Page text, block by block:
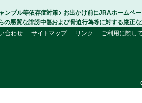
ンブル等依存症対策
お出かけ前にJRAホームペ
の悪質な誹謗中傷および脅迫行為等に対する厳正
合わせ
サイトマップ リンク ご利用に際し